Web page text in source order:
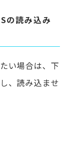
の読み込み
い場合は、下
、読み込ませ